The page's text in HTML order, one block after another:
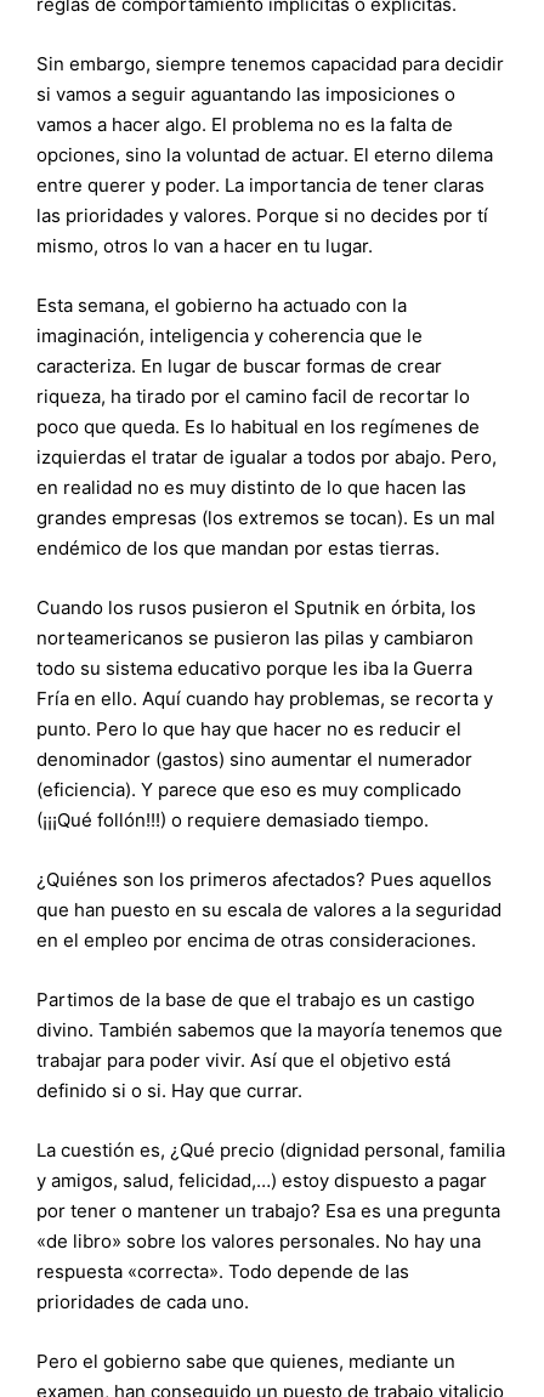
Sin embargo, siempre tenemos capacidad para decidir
si vamos a seguir aguantando las imposiciones o
vamos a hacer algo. El problema no es la falta de
opciones, sino la voluntad de actuar. El eterno dilema
entre querer y poder. La importancia de tener claras
las prioridades y valores. Porque si no decides por tí
mismo, otros lo van a hacer en tu lugar.
Esta semana, el gobierno ha actuado con la
imaginación, inteligencia y coherencia que le
caracteriza. En lugar de buscar formas de crear
riqueza, ha tirado por el camino facil de recortar lo
poco que queda. Es lo habitual en los regímenes de
izquierdas el tratar de igualar a todos por abajo. Pero,
en realidad no es muy distinto de lo que hacen las
grandes empresas (los extremos se tocan). Es un mal
endémico de los que mandan por estas tierras.
Cuando los rusos pusieron el Sputnik en órbita, los
norteamericanos se pusieron las pilas y cambiaron
todo su sistema educativo porque les iba la Guerra
Fría en ello. Aquí cuando hay problemas, se recorta y
punto. Pero lo que hay que hacer no es reducir el
denominador (gastos) sino aumentar el numerador
(eficiencia). Y parece que eso es muy complicado
(¡¡¡Qué follón!!!) o requiere demasiado tiempo.
¿Quiénes son los primeros afectados? Pues aquellos
que han puesto en su escala de valores a la seguridad
en el empleo por encima de otras consideraciones.
Partimos de la base de que el trabajo es un castigo
divino. También sabemos que la mayoría tenemos que
trabajar para poder vivir. Así que el objetivo está
definido si o si. Hay que currar.
La cuestión es, ¿Qué precio (dignidad personal, familia
y amigos, salud, felicidad,…) estoy dispuesto a pagar
por tener o mantener un trabajo? Esa es una pregunta
«de libro» sobre los valores personales. No hay una
respuesta «correcta». Todo depende de las
prioridades de cada uno.
Pero el gobierno sabe que quienes, mediante un
examen, han conseguido un puesto de trabajo vitalicio